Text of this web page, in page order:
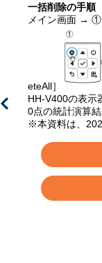
一括削除の手順
メイン画面 →
eteAll］
HH-V400の表示
0点の統計演算結
※本資料は、